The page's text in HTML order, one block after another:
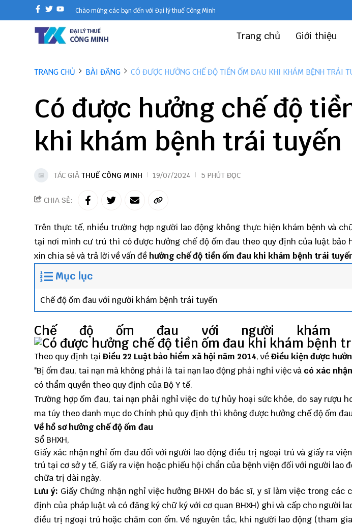
Chào mừng các bạn đến với Đại lý thuế Công Minh
Trang chủ Giới thiệu
TRANG CHỦ BÀI ĐĂNG CÓ ĐƯỢC HƯỞNG CHẾ ĐỘ TIỀN ỐM ĐAU KHI KHÁM BỆNH TRÁI
Có được hưởng chế độ
khi khám bệnh trái tuyến
TÁC GIẢ THUẾ CÔNG MINH 19/07/2024 5 PHÚT ĐỌC
CHIA SẺ:
Trên thực tế, nhiều trường hợp người lao động không thực hiện khám bệnh và
tại nơi mình cư trú thì có được hưởng chế độ ốm đau theo quy định của luật bảo
xin chia sẻ và trả lời về vấn đề hưởng chế độ tiền ốm đau khi khám bệnh trái
Mục lục
Chế độ ốm đau với người khám bệnh trái tuyến
Chế độ ốm đau với người khám
Theo quy định tại Điều 22 Luật bảo hiểm xã hội năm 2014, vềĐiều kiện được
"Bị ốm đau, tai nạn mà không phải là tai nạn lao động phải nghỉ việc và có xác
có thẩm quyền theo quy định của Bộ Y tế.
Trường hợp ốm đau, tai nạn phải nghỉ việc do tự hủy hoại sức khỏe, do say rượu
ma túy theo danh mục do Chính phủ quy định thì không được hưởng chế độ ốm
Về hồ sơ hưởng chế độ ốm đau
Sổ BHXH,
Giấy xác nhận nghỉ ốm đau đối với người lao động điều trị ngoại trú và giấy ra
trú tại cơ sở y tế, Giấy ra viện hoặc phiếu hội chẩn của bệnh viện đối với người lao
chữa trị dài ngày.
Lưu ý: Giấy Chứng nhận nghỉ việc hưởng BHXH do bác sĩ, y sĩ làm việc trong các
định của pháp luật và có đăng ký chữ ký với cơ quan BHXH) ghi và cấp cho người
điều trị ngoại trú hoặc chăm con ốm. Về nguyên tắc, khi người lao động (tham